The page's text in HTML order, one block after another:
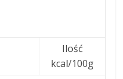
Ilość
kcal/100g